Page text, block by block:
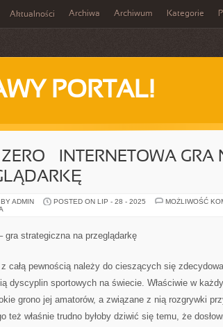
Aktualności Archiwa Archiwum Kategorie
PORTAL!
– INTERNETOWA GRA
ADMIN POSTED ON LIP - 28 - 2025 MOŻLIWOŚĆ
gra strategiczna na przeglądarkę
z całą pewnością należy do cieszących się
dyscyplin sportowych na świecie. Właściwie w
grono jej amatorów, a związane z nią rozgrywki
też właśnie trudno byłoby dziwić się temu, że